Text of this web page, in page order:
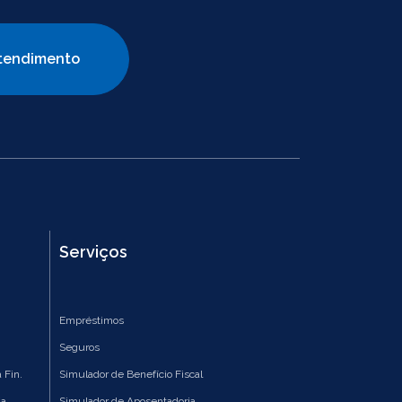
Fin.
Serviços
Empréstimos
Seguros
Simulador de Benefício Fiscal